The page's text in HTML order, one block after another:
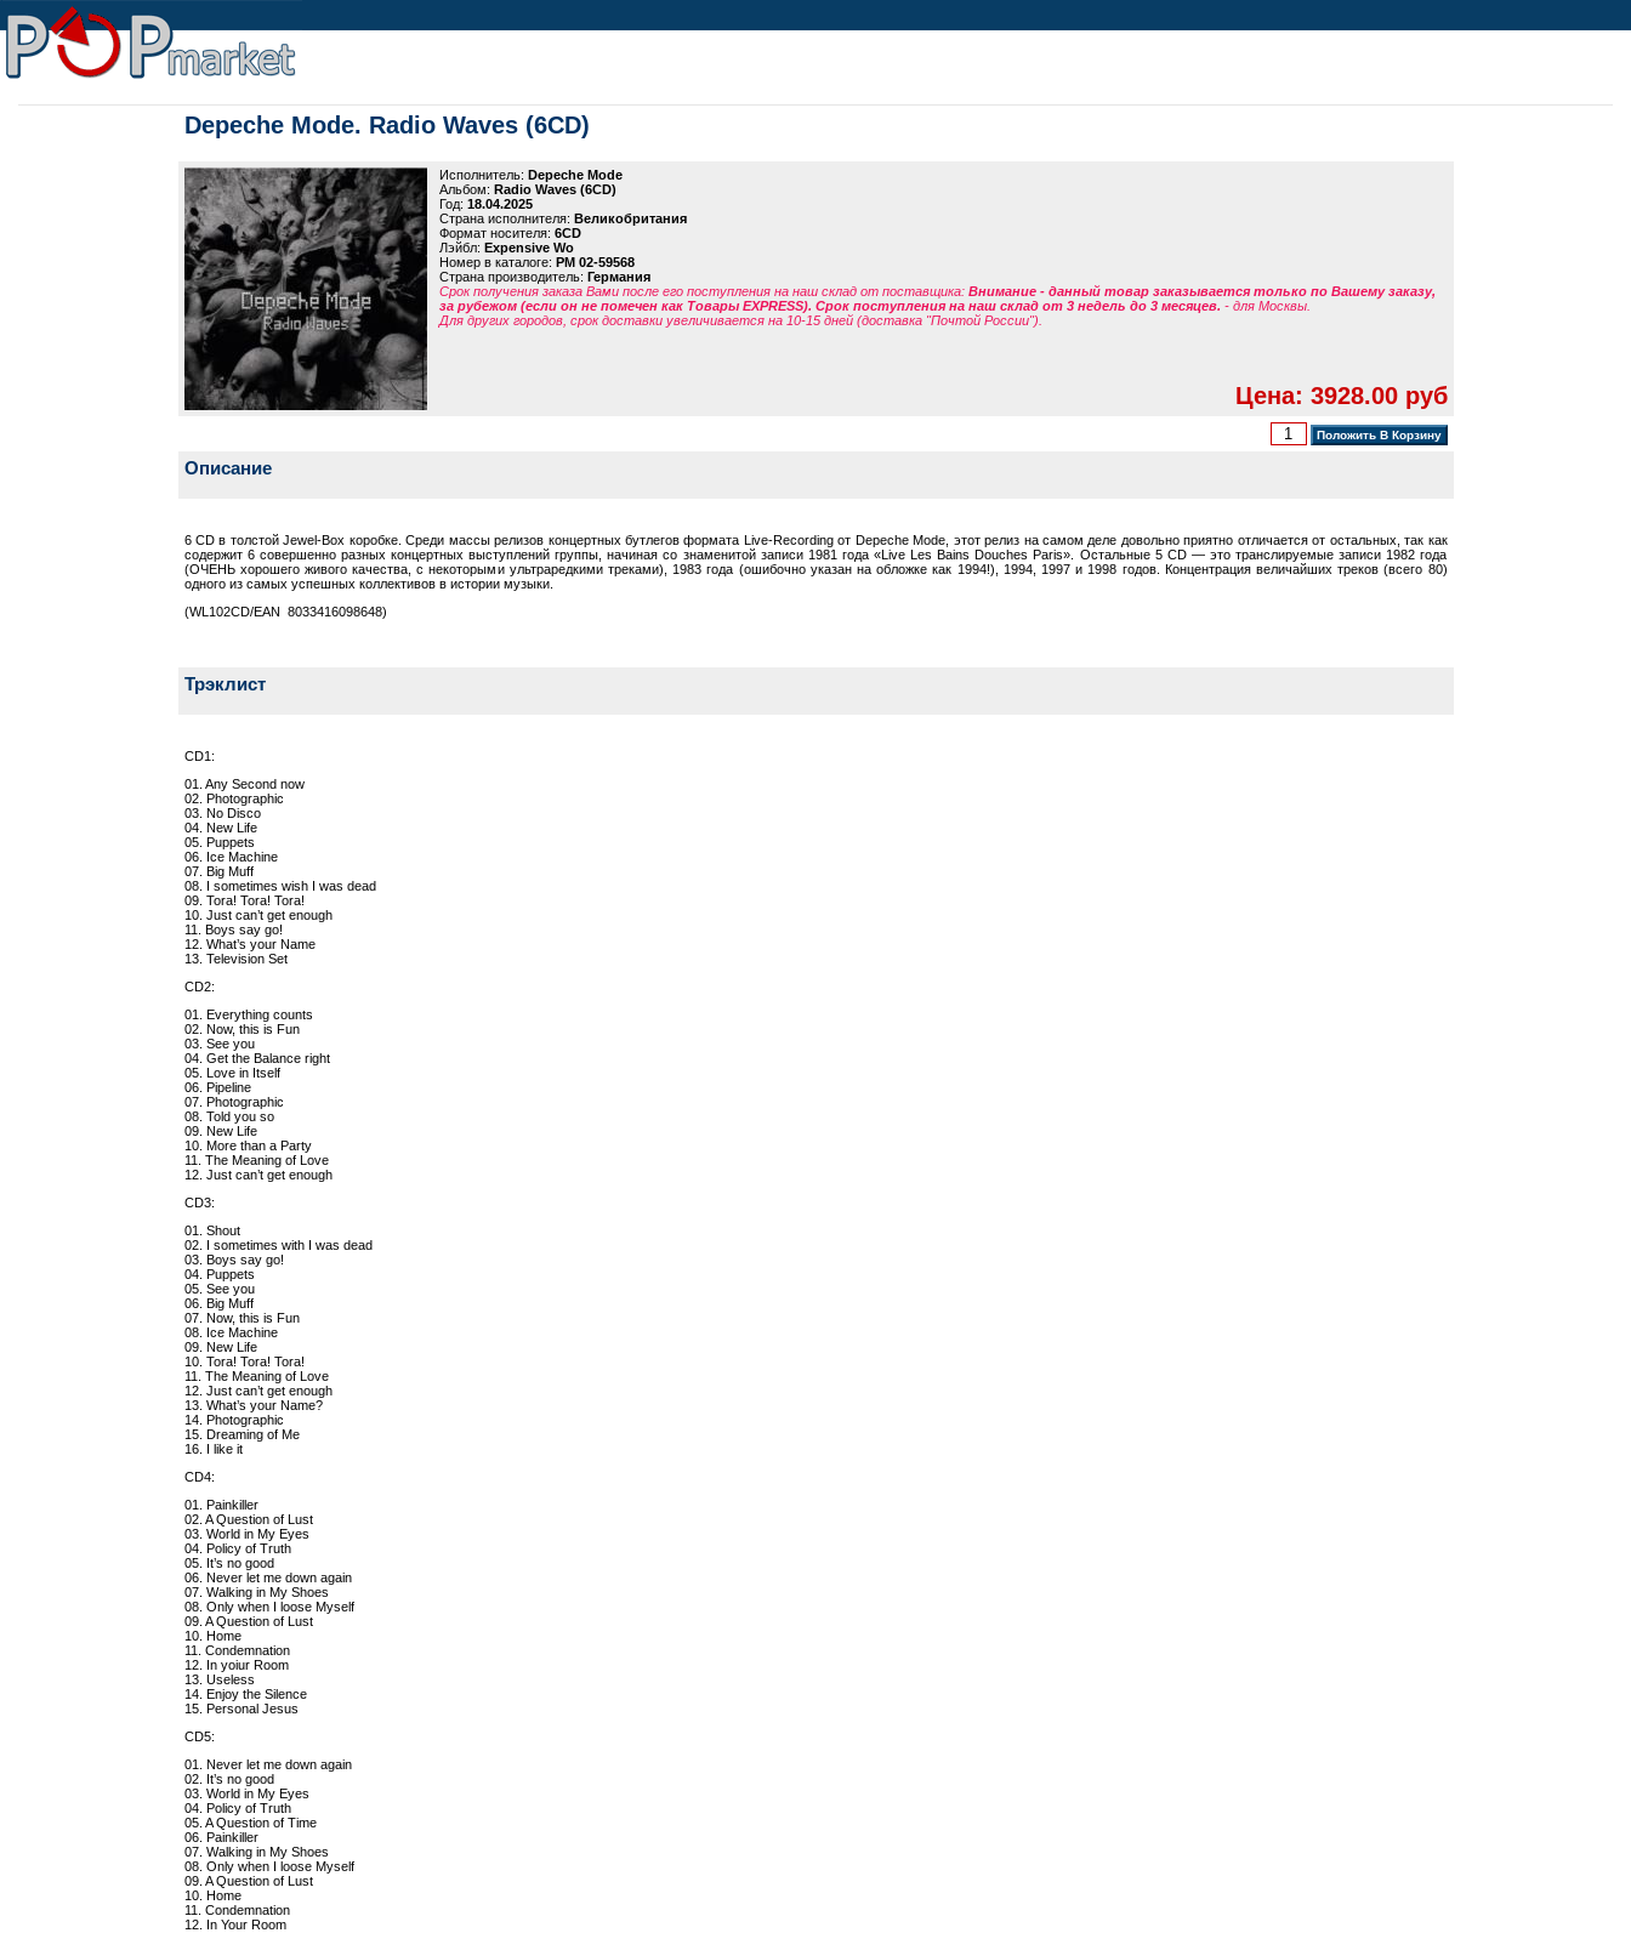
Depeche Mode. Radio Waves (6CD)
Исполнитель: Depeche Mode
Альбом: Radio Waves (6CD)
Год: 18.04.2025
Страна исполнителя: Великобритания
Формат носителя: 6CD
Лэйбл: Expensive Wo
Номер в каталоге: PM 02-59568
Страна производитель: Германия
Срок получения заказа Вами после его поступления на наш склад от поставщика: Внимание - данный товар заказывается только по Вашему заказу,
за рубежом (если он не помечен как Товары EXPRESS). Срок поступления на наш склад от 3 недель до 3 месяцев. - для Москвы.
Для других городов, срок доставки увеличивается на 10-15 дней (доставка "Почтой России").
Цена: 3928.00 руб
Описание
6 CD в толстой Jewel-Box коробке. Среди массы релизов концертных бутлегов формата Live-Recording от Depeche Mode, этот релиз на самом деле довольно приятно отличается от остальных, так как
содержит 6 совершенно разных концертных выступлений группы, начиная со знаменитой записи 1981 года «Live Les Bains Douches Paris». Остальные 5 CD — это транслируемые записи 1982 года
(ОЧЕНЬ хорошего живого качества, с некоторыми ультраредкими треками), 1983 года (ошибочно указан на обложке как 1994!), 1994, 1997 и 1998 годов. Концентрация величайших треков (всего 80)
одного из самых успешных коллективов в истории музыки.
(WL102CD/EAN 8033416098648)
Трэклист
CD1:
01. Any Second now
02. Photographic
03. No Disco
04. New Life
05. Puppets
06. Ice Machine
07. Big Muff
08. I sometimes wish I was dead
09. Tora! Tora! Tora!
10. Just can’t get enough
11. Boys say go!
12. What’s your Name
13. Television Set
CD2:
01. Everything counts
02. Now, this is Fun
03. See you
04. Get the Balance right
05. Love in Itself
06. Pipeline
07. Photographic
08. Told you so
09. New Life
10. More than a Party
11. The Meaning of Love
12. Just can’t get enough
CD3:
01. Shout
02. I sometimes with I was dead
03. Boys say go!
04. Puppets
05. See you
06. Big Muff
07. Now, this is Fun
08. Ice Machine
09. New Life
10. Tora! Tora! Tora!
11. The Meaning of Love
12. Just can’t get enough
13. What’s your Name?
14. Photographic
15. Dreaming of Me
16. I like it
CD4:
01. Painkiller
02. A Question of Lust
03. World in My Eyes
04. Policy of Truth
05. It’s no good
06. Never let me down again
07. Walking in My Shoes
08. Only when I loose Myself
09. A Question of Lust
10. Home
11. Condemnation
12. In yoiur Room
13. Useless
14. Enjoy the Silence
15. Personal Jesus
CD5:
01. Never let me down again
02. It’s no good
03. World in My Eyes
04. Policy of Truth
05. A Question of Time
06. Painkiller
07. Walking in My Shoes
08. Only when I loose Myself
09. A Question of Lust
10. Home
11. Condemnation
12. In Your Room